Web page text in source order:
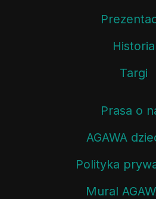
Historia
Targi
Prasa o
AGAWA
Polityka
Mural